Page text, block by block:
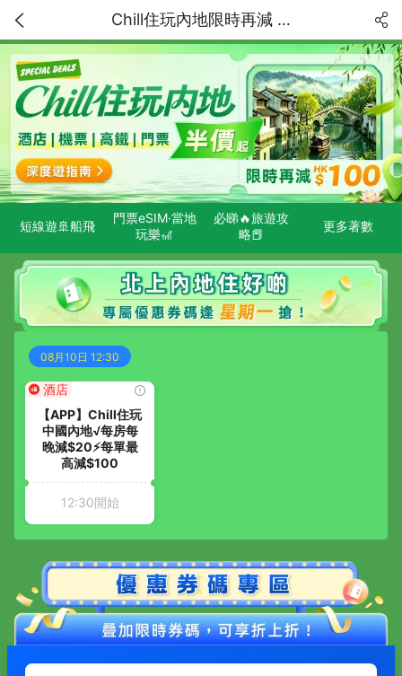
Chill住玩內地限時再減 HK$100！精選特價獨家低至5折！中國内地深度遊指南
短線遊🚢船飛
門票eSIM·當地
玩樂🎢
必睇🔥旅遊攻
略📕
更多著數
08月10日 12:30
酒店
【APP】Chill住玩
中國內地√每房每
晚減$20⚡每單最
高減$100
12:30開始